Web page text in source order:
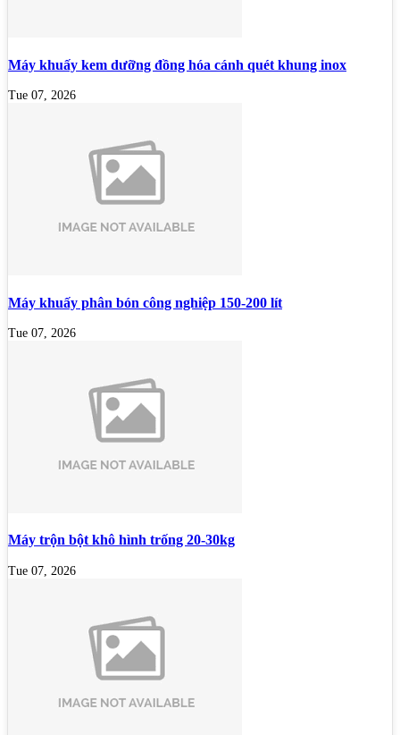
Máy khuấy kem dưỡng đồng hóa cánh quét khung inox
Tue 07, 2026
Máy khuấy phân bón công nghiệp 150-200 lít
Tue 07, 2026
Máy trộn bột khô hình trống 20-30kg
Tue 07, 2026